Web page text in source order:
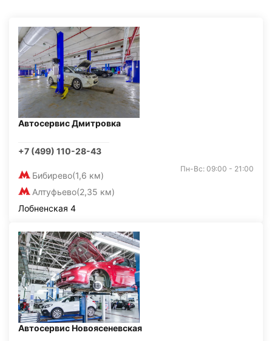
Автосервис Дмитровка
+7 (499) 110-28-43
Бибирево(1,6 км)
Алтуфьево(2,35 км)
Пн-Вс: 09:00 - 21:00
Лобненская 4
Автосервис Новоясеневская